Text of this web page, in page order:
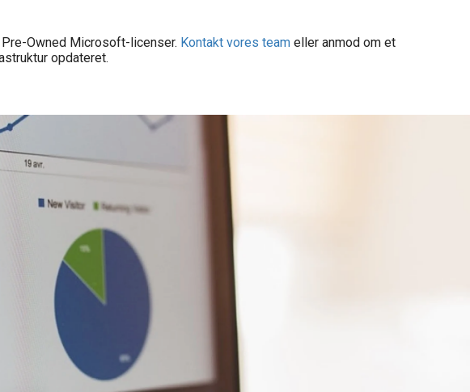
Owned Microsoft-licenser. Kontakt vores team eller anmod om et
opdateret.